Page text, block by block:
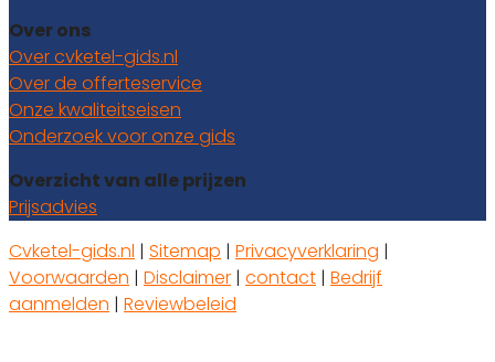
Over ons
Over cvketel-gids.nl
Over de offerteservice
Onze kwaliteitseisen
Onderzoek voor onze gids
Overzicht van alle prijzen
Prijsadvies
Cvketel-gids.nl | Sitemap | Privacyverklaring |
Voorwaarden | Disclaimer | contact | Bedrijf
aanmelden | Reviewbeleid